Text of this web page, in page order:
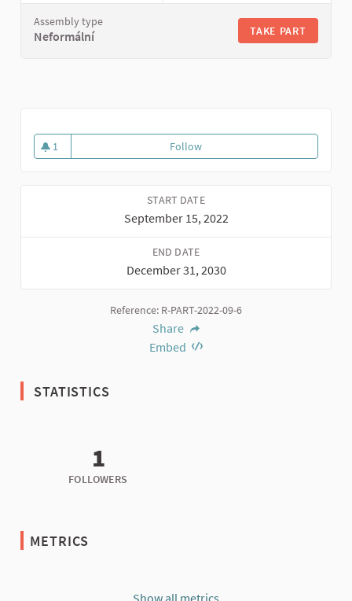
Assembly type
Neformální TAKE PART
1
1 follower
FollowCíle udržitelného rozvoje
START DATE
September 15, 2022
END DATE
December 31, 2030
Reference: R-PART-2022-09-6
Share
Embed
STATISTICS
1
FOLLOWERS
METRICS
Show all metrics